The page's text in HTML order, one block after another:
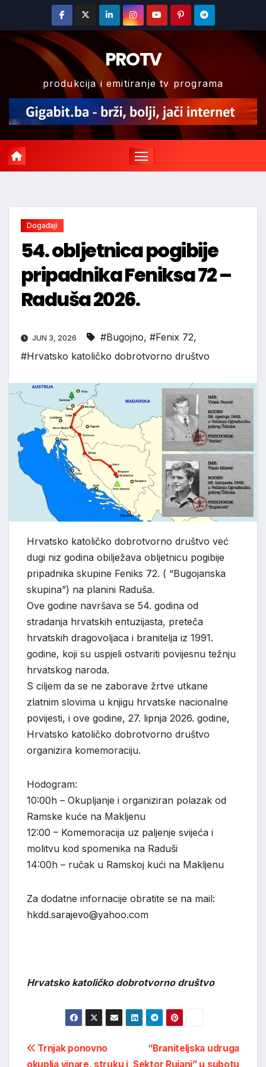
content
PROTV
produkcija i emitiranje tv programa
Događaji
54. obljetnica pogibije
pripadnika Feniksa 72 –
Raduša 2026.
JUN 3, 2026 #Bugojno, #Fenix 72,
#Hrvatsko katoličko dobrotvorno društvo
Hrvatsko katoličko dobrotvorno društvo već
dugi niz godina obilježava obljetnicu pogibije
pripadnika skupine Feniks 72. ( “Bugojanska
skupina”) na planini Raduša.
Ove godine navršava se 54. godina od
stradanja hrvatskih entuzijasta, preteča
hrvatskih dragovoljaca i branitelja iz 1991.
godine, koji su uspjeli ostvariti povijesnu težnju
hrvatskog naroda.
S ciljem da se ne zaborave žrtve utkane
zlatnim slovima u knjigu hrvatske nacionalne
povijesti, i ove godine, 27. lipnja 2026. godine,
Hrvatsko katoličko dobrotvorno društvo
organizira komemoraciju.
Hodogram:
10:00h – Okupljanje i organiziran polazak od
Ramske kuće na Makljenu
12:00 – Komemoracija uz paljenje svijeća i
molitvu kod spomenika na Raduši
14:00h – ručak u Ramskoj kući na Makljenu
Za dodatne infornacije obratite se na mail:
hkdd.sarajevo@yahoo.com
Hrvatsko katoličko dobrotvorno društvo
Post
“Braniteljska udruga
Sektor Rujani” u subotu
Trnjak ponovno
okuplja vinare, struku i